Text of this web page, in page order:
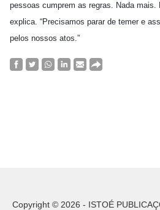
pessoas cumprem as regras. Nada mais.
explica. “Precisamos parar de temer e
pelos nossos atos.”
Copyright © 2026 - ISTOÉ